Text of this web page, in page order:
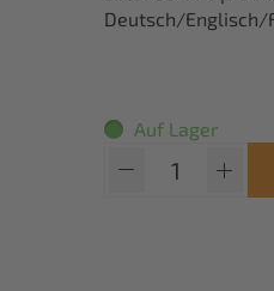
Deutsch/Englisch/
Auf Lager